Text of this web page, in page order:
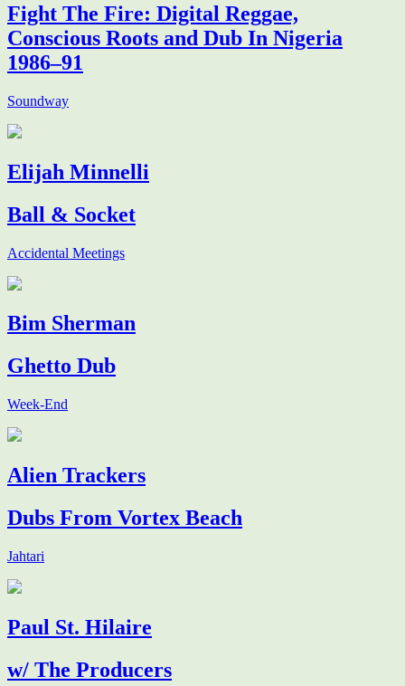
Fight The Fire: Digital Reggae,
Conscious Roots and Dub In Nigeria
1986–91
Soundway
Elijah Minnelli
Ball & Socket
Accidental Meetings
Bim Sherman
Ghetto Dub
Week-End
Alien Trackers
Dubs From Vortex Beach
Jahtari
Paul St. Hilaire
w/ The Producers